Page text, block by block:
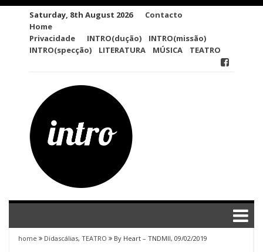
Saturday, 8th August 2026
Contacto
Home
Privacidade
INTRO(dução)
INTRO(missão)
INTRO(specção)
LITERATURA MÚSICA TEATRO
home Didascálias, TEATRO By Heart – TNDMII, 09/02/2019